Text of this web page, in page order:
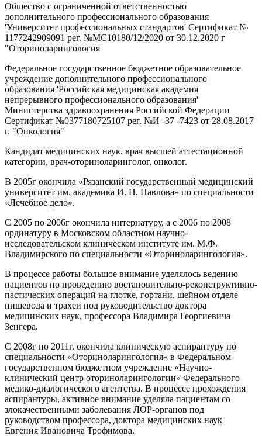
Общество с ограниченной ответственностью
дополнительного профессионального образования
'Университет профессиональных стандартов' Сертификат №
1177242909091 рег. №МС10180/12/2020 от 30.12.2020 г
"Оториноларингология
Федеральное государственное бюджетное образовательное
учреждение дополнительного профессионального
образования 'Российская медицинская академия
непрерывного профессионального образования'
Министерства здравоохранения Российской Федерации
Сертификат №0377180725107 рег. №И -37 -7423 от 28.08.2017
г. "Онкология"
Кандидат медицинских наук, врач высшей аттестационной
категории, врач-оториноларинголог, онколог.
В 2005г окончила «Рязанский государственный медицинский
университет им. академика И. П. Павлова» по специальности
«Лечебное дело».
С 2005 по 2006г окончила интернатуру, а с 2006 по 2008
ординатуру в Московском областном научно-
исследовательском клиническом институте им. М.Ф.
Владимирского по специальности «Оториноларингология».
В процессе работы большое внимание уделялось ведению
пациентов по проведению востановительно-реконструктивно-
пастических операций на глотке, гортани, шейном отделе
пищевода и трахеи под руководительство доктора
медицинских наук, профессора Владимира Георгиевича
Зенгера.
С 2008г по 2011г. окончила клиническую аспирантуру по
специальности «Оториноларингология» в Федеральном
государственном бюджетном учреждение «Научно-
клинический центр оториноларингологии» Федерального
медико-диалогического агентства. В процессе прохождения
аспирантуры, активное внимание уделяла пациентам со
злокачественными заболевания ЛОР-органов под
руководством профессора, доктора медицинских наук
Евгения Ивановича Трофимова.